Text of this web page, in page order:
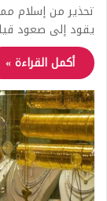
تحذير من إسلام
يقود إلى صعود
أكمل القراءة »